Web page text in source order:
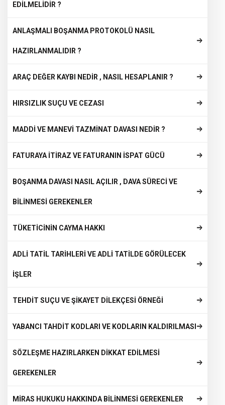
EDİLMELİDİR ?
ANLAŞMALI BOŞANMA PROTOKOLÜ NASIL
HAZIRLANMALIDIR ?
ARAÇ DEĞER KAYBI NEDİR , NASIL HESAPLANIR ?
HIRSIZLIK SUÇU VE CEZASI
MADDİ VE MANEVİ TAZMİNAT DAVASI NEDİR ?
FATURAYA İTİRAZ VE FATURANIN İSPAT GÜCÜ
BOŞANMA DAVASI NASIL AÇILIR , DAVA SÜRECİ VE
BİLİNMESİ GEREKENLER
TÜKETİCİNİN CAYMA HAKKI
ADLİ TATİL TARİHLERİ VE ADLİ TATİLDE GÖRÜLECEK
İŞLER
TEHDİT SUÇU VE ŞİKAYET DİLEKÇESİ ÖRNEĞİ
YABANCI TAHDİT KODLARI VE KODLARIN KALDIRILMASI
SÖZLEŞME HAZIRLARKEN DİKKAT EDİLMESİ
GEREKENLER
MİRAS HUKUKU HAKKINDA BİLİNMESİ GEREKENLER